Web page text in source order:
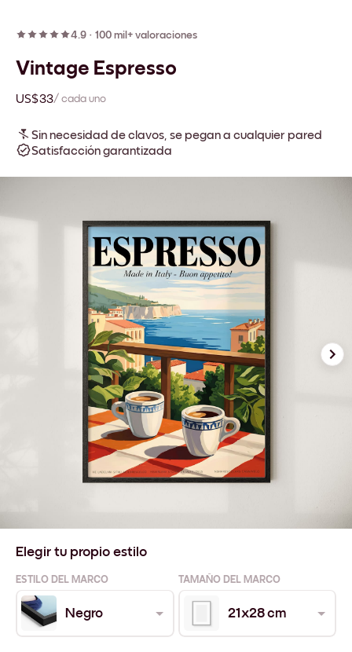
4.9 · 100 mil+ valoraciones
Vintage Espresso
US$33/ cada uno
Sin necesidad de clavos, se pegan a cualquier pared
Satisfacción garantizada
Elegir tu propio estilo
ESTILO DEL MARCO TAMAÑO DEL MARCO
Negro 21x28 cm